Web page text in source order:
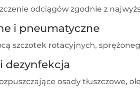
odciągów zgodnie z
i pneumatyczne
szczotek rotacyjnych,
dezynfekcja
osady tłuszczowe,